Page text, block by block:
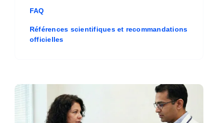
FAQ
Références scientifiques et recommandations
officielles